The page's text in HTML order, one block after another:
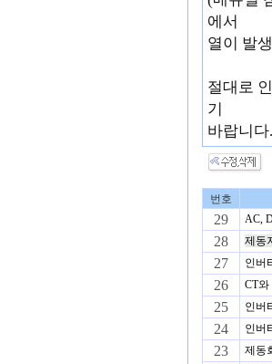
에서
열이 발
절대로
기
바랍니다.
번호
29 AC,
28 제동
27 인버
26 CT
25 인버
24 인버
23 제동